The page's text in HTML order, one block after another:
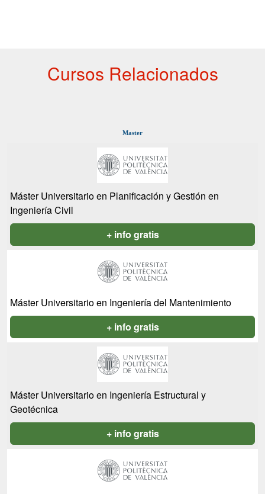
Cursos Relacionados
Master
Máster Universitario en Planificación y Gestión en
Ingeniería Civil
+ info gratis
Máster Universitario en Ingeniería del Mantenimiento
+ info gratis
Máster Universitario en Ingeniería Estructural y
Geotécnica
+ info gratis